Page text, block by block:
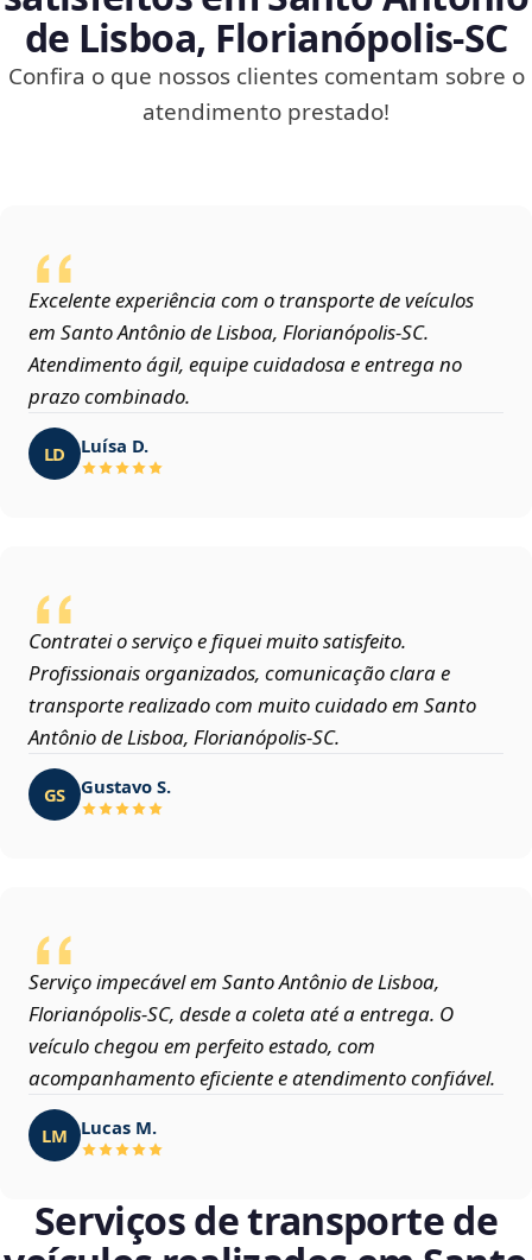
de Lisboa, Florianópolis‑SC
Confira o que nossos clientes comentam sobre o
atendimento prestado!
Excelente experiência com o transporte de veículos
em Santo Antônio de Lisboa, Florianópolis‑SC.
Atendimento ágil, equipe cuidadosa e entrega no
prazo combinado.
LD Luísa D.
Contratei o serviço e fiquei muito satisfeito.
Profissionais organizados, comunicação clara e
transporte realizado com muito cuidado em Santo
Antônio de Lisboa, Florianópolis‑SC.
GS Gustavo S.
Serviço impecável em Santo Antônio de Lisboa,
Florianópolis‑SC, desde a coleta até a entrega. O
veículo chegou em perfeito estado, com
acompanhamento eficiente e atendimento confiável.
LM Lucas M.
Serviços de transporte de